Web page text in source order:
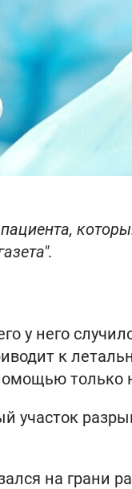
у него
к
только
участок
на грани